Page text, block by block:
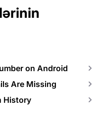
on Android
Are Missing
History